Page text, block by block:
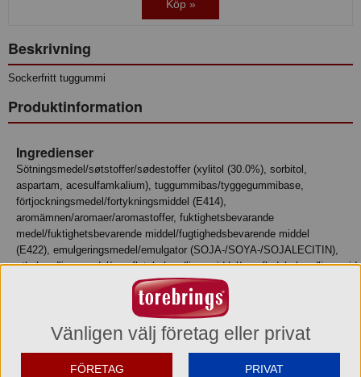
Köp »
Beskrivning
Sockerfritt tuggummi
Produktinformation
Ingredienser
sötningsmedel/søtstoffer/sødestoffer (xylitol (30.0%), sorbitol,
aspartam, acesulfamkalium), tuggummibas/tyggegummibase,
förtjockningsmedel/fortykningsmiddel (E414),
aromämnen/aromaer/aromastoffer, fuktighetsbevarande
medel/fuktighetsbevarende middel/fugtighedsbevarende middel
(E422), emulgeringsmedel/emulgator (SOJA-/SOYA-/SOJALECITIN),
ytbehandlingsmedel/overflatebehandlingsmiddel/
(E903), antioxidationsmedel/antioksidant/antioxidant (E320).
Tillagningsstatus: Ej tillagad
Basmängdeklaration: 100
Energi 614 kJ
Vänligen välj företag eller privat
FÖRETAG PRIVAT